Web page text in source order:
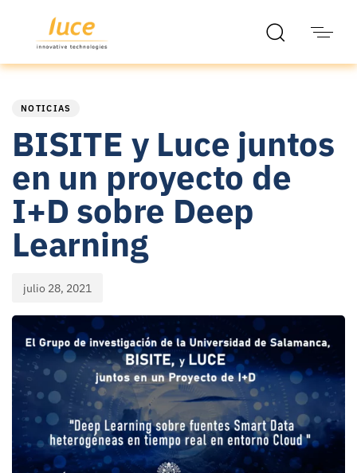
NOTICIAS
BISITE y Luce juntos
en un proyecto de
I+D sobre Deep
Learning
julio 28, 2021